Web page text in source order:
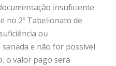
insuficiente
no 2º Tabelionato de
ou
e não for possível
o valor pago será